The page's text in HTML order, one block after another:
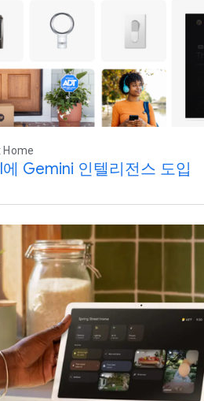
Home
Gemini 인텔리전스 도입